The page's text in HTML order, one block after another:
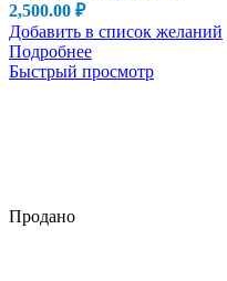
Продано
2,500.00 ₽
Добавить в список желаний
Подробнее
Быстрый просмотр